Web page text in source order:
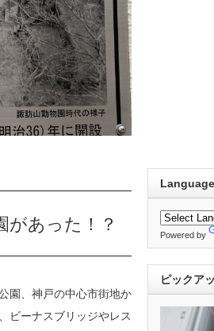
があった！？
園、神戸の中心市街地か
ビーナスブリッジやレス
Language
Powered by
ピックア